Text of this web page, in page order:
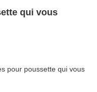
qui vous